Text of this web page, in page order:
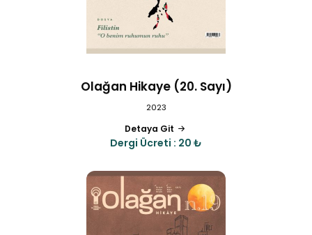
Olağan Hikaye (20. Sayı)
2023
Detaya Git
Dergi Ücreti : 20 ₺